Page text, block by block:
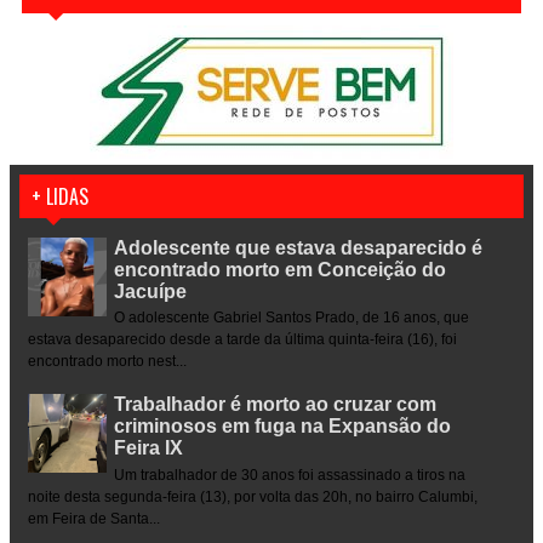
+ LIDAS
Adolescente que estava desaparecido é
encontrado morto em Conceição do
Jacuípe
O adolescente Gabriel Santos Prado, de 16 anos, que
estava desaparecido desde a tarde da última quinta-feira (16), foi
encontrado morto nest...
Trabalhador é morto ao cruzar com
criminosos em fuga na Expansão do
Feira IX
Um trabalhador de 30 anos foi assassinado a tiros na
noite desta segunda-feira (13), por volta das 20h, no bairro Calumbi,
em Feira de Santa...